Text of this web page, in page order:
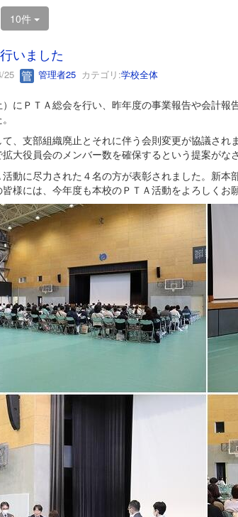
10件
いました
25 管理者25カテゴリ:学校全体
にＰＴＡ総会を行い、昨年度の事業報告や会計報
、支部組織廃止とそれに伴う会則変更が協議され
大役員会のメンバー数を確保するという提案がな
動に尽力された４名の方が表彰されました。新本
様には、今年度も本校のＰＴＡ活動をよろしくお